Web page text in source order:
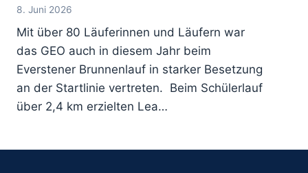
8. Juni 2026
Mit über 80 Läuferinnen und Läufern war
das GEO auch in diesem Jahr beim
Everstener Brunnenlauf in starker Besetzung
an der Startlinie vertreten. Beim Schülerlauf
über 2,4 km erzielten Lea…